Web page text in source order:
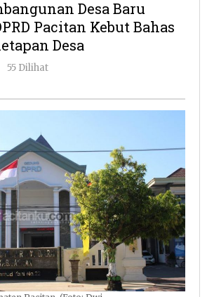
Baru
Ketroharjo,
Raperda
Desa Baru
Pacitan Kebut Bahas
Desa
55 Dilihat